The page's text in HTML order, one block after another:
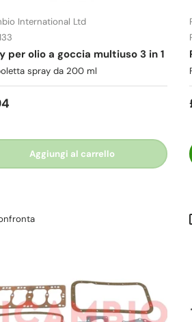
International Ltd
per olio a goccia multiuso 3 in 1
spray da 200 ml
Aggiungi al carrello